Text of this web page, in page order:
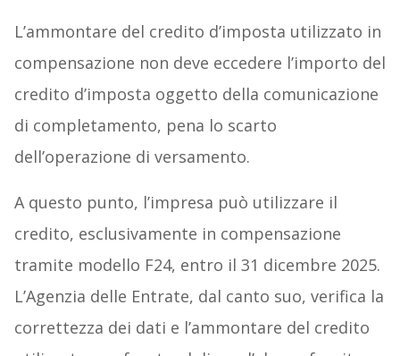
L’ammontare del credito d’imposta utilizzato in
compensazione non deve eccedere l’importo del
credito d’imposta oggetto della comunicazione
di completamento, pena lo scarto
dell’operazione di versamento.
A questo punto, l’impresa può utilizzare il
credito, esclusivamente in compensazione
tramite modello F24, entro il 31 dicembre 2025.
L’Agenzia delle Entrate, dal canto suo, verifica la
correttezza dei dati e l’ammontare del credito